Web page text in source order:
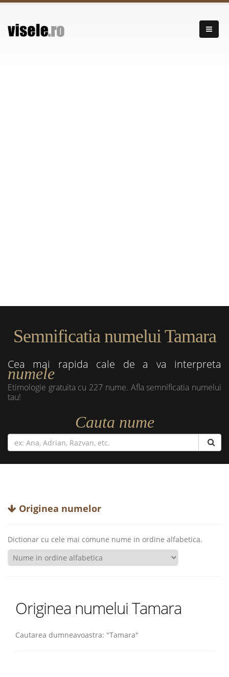
Semnificatia numelui Tamara
Cea mai rapida cale de a va interpreta
numele
Etimologie gratuita cu 227 nume. Afla semnificatia numelui
tau!
Cauta nume
Originea numelor
Dictionar cu cele mai comune nume in ordine alfabetica.
Originea numelui Tamara
Cautarea dumneavoastra: "Tamara"